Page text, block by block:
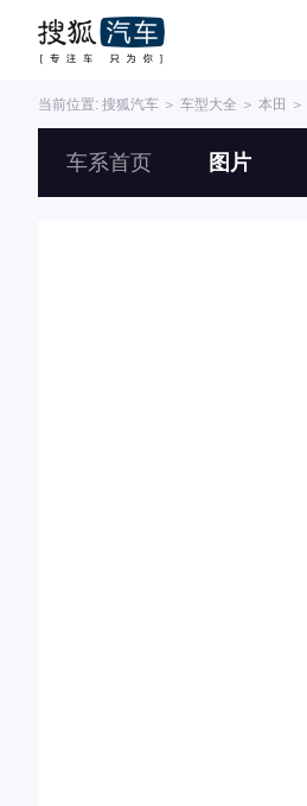
当前位置: 搜狐汽车 ＞ 车型大全 ＞ 本田 ＞
车系首页 图片